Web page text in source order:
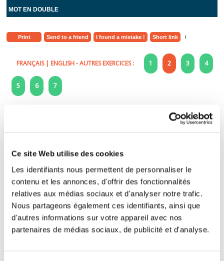
Ce site Web utilise des cookies
Les identifiants nous permettent de personnaliser le
contenu et les annonces, d'offrir des fonctionnalités
relatives aux médias sociaux et d'analyser notre trafic.
Nous partageons également ces identifiants, ainsi que
d'autres informations sur votre appareil avec nos
partenaires de médias sociaux, de publicité et d'analyse.
MOT EN DOUBLE
Print Send to a friend I found a mistake ! Short link
FRANÇAIS| ENGLISH- AUTRES EXERCICES : 1 2 3 4
5 6 7
2 - Learn french : The double word
twice. Click on these two words and valid.
poire voile souci sirop sinon rotin
soifs radio point piano ortie obéir
nocif micro logis radio bisou gigot